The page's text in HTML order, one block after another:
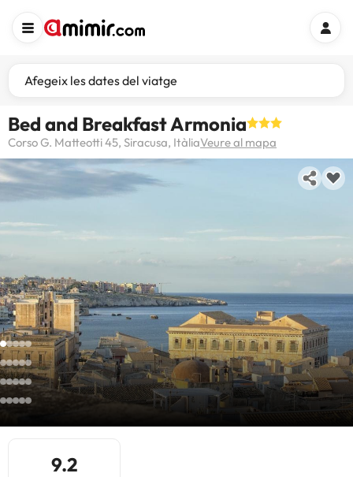
Afegeix les dates del viatge
Bed and Breakfast Armonia
Corso G. Matteotti 45, Siracusa, ItàliaVeure al mapa
9.2